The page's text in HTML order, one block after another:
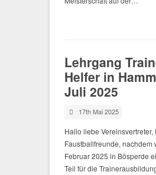
Lehrgang
Helfer in
Juli 2025
17th Mai 2025
Hallo liebe Vereinsvertreter,
Faustballfreunde, nachdem
Februar 2025 in Bösperde
Teil für die